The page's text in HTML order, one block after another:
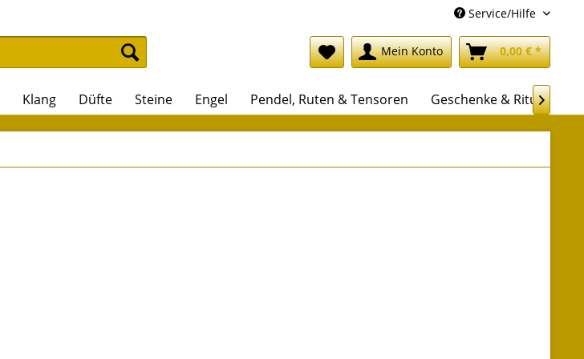
Service/Hilfe
Mein Konto 0,00 € *
Klang Düfte Steine Engel Pendel, Ruten & Tensoren Geschenke & Rituale
